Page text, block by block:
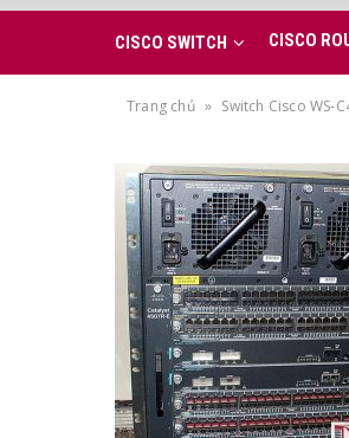
CISCO SWITCH CISCO
Trang chủ » Switch Cisco WS-